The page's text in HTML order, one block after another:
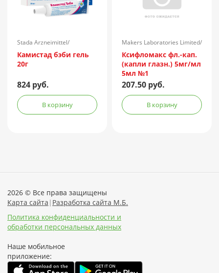
Stada Arzneimittel/
Германия
Камистад бэби гель
20г
824 руб.
В корзину
Makers Laboratories Limited/
Индия
Ксифломакс фл.-кап.
(капли глазн.) 5мг/мл
5мл №1
207.50 руб.
В корзину
2026 © Все права защищены
Карта сайта | Разработка сайта М.Б.
Политика конфиденциальности и
обработки персональных данных
Наше мобильное
приложение: